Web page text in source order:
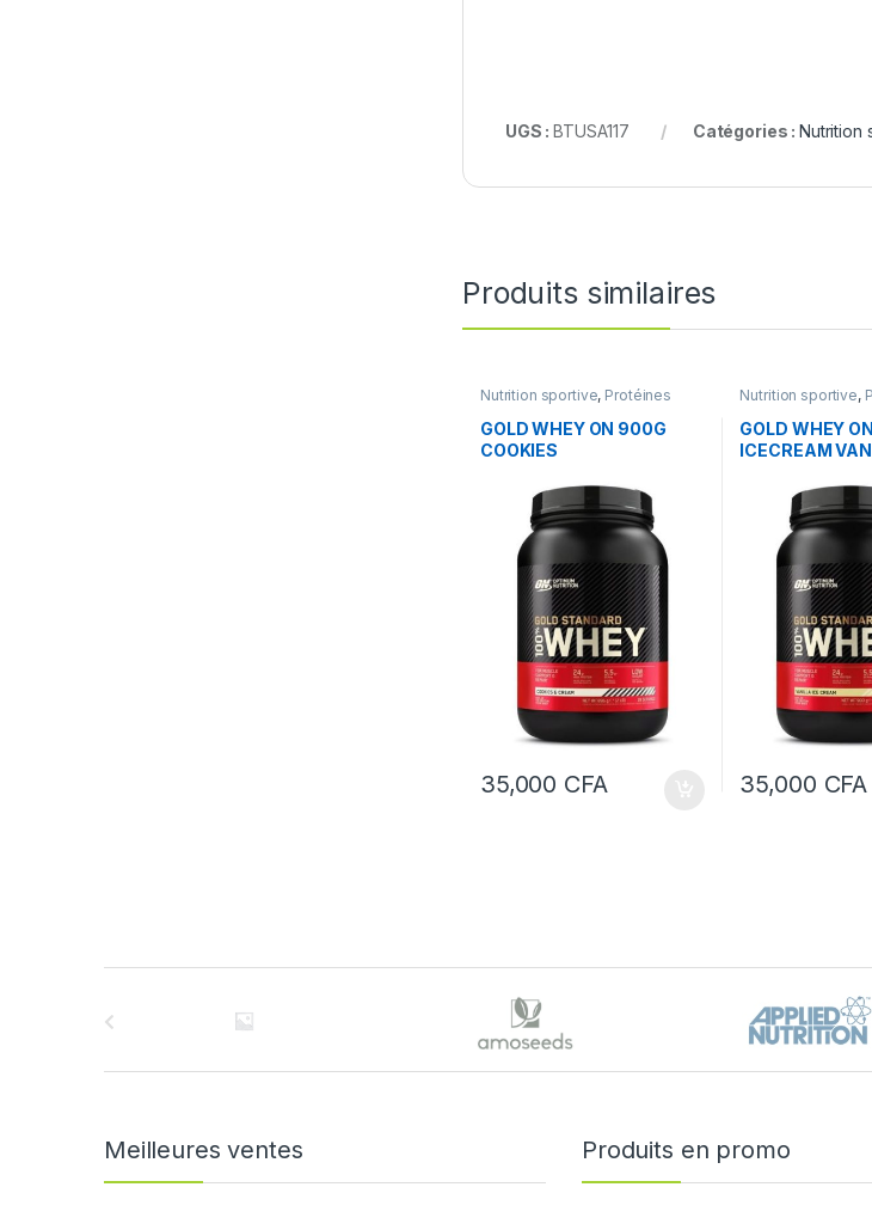
UGS :BTUSA117 Catégories : Nutrition
Produits similaires
Nutrition sportive, Protéines
GOLD WHEY ON 900G
COOKIES
35,000 CFA
Nutrition sportive,
GOLD WHEY
ICECREAM VAN
35,000 CFA
Meilleures ventes Produits en promo